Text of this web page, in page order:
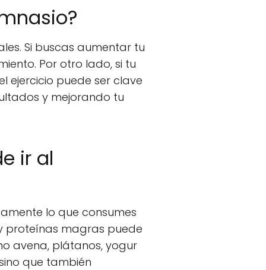
Si buscas aumentar tu
Por otro lado, si tu
ejercicio puede ser clave
y mejorando tu
ir al
lo que consumes
proteínas magras puede
avena, plátanos, yogur
que también